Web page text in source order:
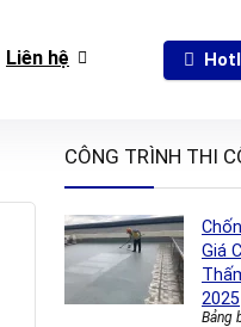
Liên hệ
CÔNG TRÌNH THI
Giá
2025
Bảng